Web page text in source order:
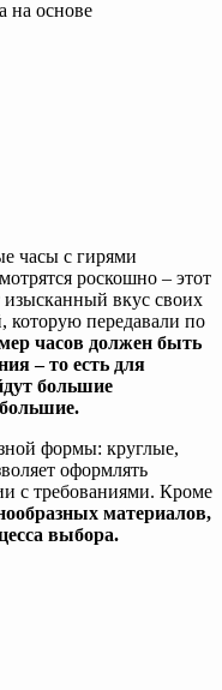
на основе
часы с гирями
роскошно – этот
изысканный вкус своих
которую передавали по
часов должен быть
– то есть для
большие
формы: круглые,
оформлять
с требованиями. Кроме
материалов,
выбора.